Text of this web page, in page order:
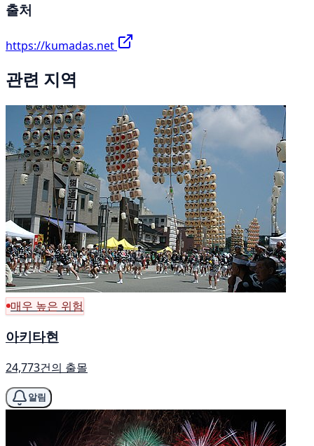
출처
https://kumadas.net
관련 지역
매우 높은 위험
아키타현
24,773건의 출몰
알림